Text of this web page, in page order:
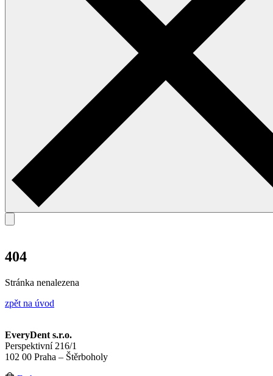
404
Stránka nenalezena
zpět na úvod
EveryDent s.r.o.
Perspektivní 216/1
102 00 Praha – Štěrboholy